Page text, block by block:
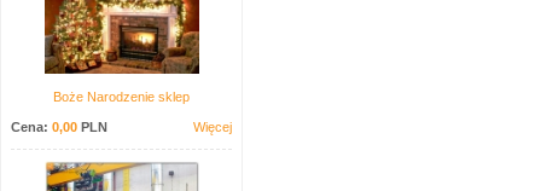
Boże Narodzenie sklep
Cena: 0,00 PLN Więcej